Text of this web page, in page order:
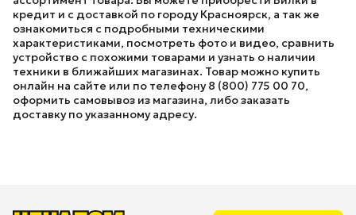
кредит и с доставкой по городу Красноярск, а так же
ознакомиться с подробными техническими
характеристиками, посмотреть фото и видео, сравнить
устройство с похожими товарами и узнать о наличии
техники в ближайших магазинах. Товар можно купить
онлайн на сайте или по телефону 8 (800) 775 00 70,
оформить самовывоз из магазина, либо заказать
доставку по указанному адресу.